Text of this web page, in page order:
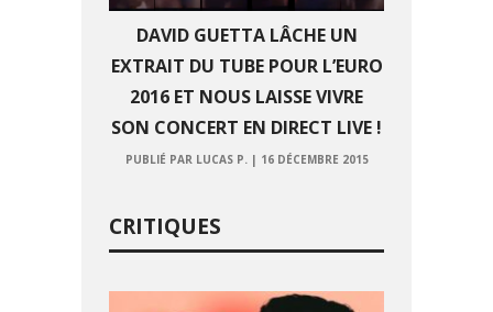
DAVID GUETTA LÂCHE UN
EXTRAIT DU TUBE POUR L’EURO
2016 ET NOUS LAISSE VIVRE
SON CONCERT EN DIRECT LIVE !
PUBLIÉ PAR LUCAS P. | 16 DÉCEMBRE 2015
CRITIQUES